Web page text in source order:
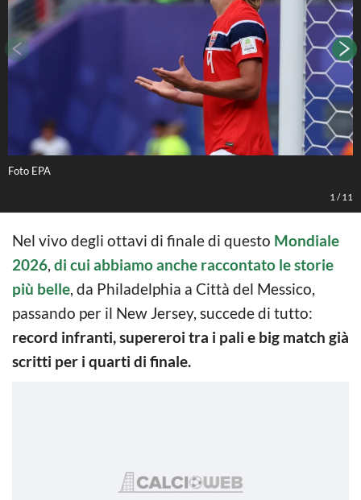
Foto EPA
1 /11
Nel vivo degli ottavi di finale di questo Mondiale
2026 di cui abbiamo anche raccontato le storie
più belle , da Philadelphia a Città del Messico,
passando per il New Jersey, succede di tutto:
record infranti, supereroi tra i pali e big match già
scritti per i quarti di finale.